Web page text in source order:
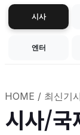
시사
엔터
HOME / 최신기
시사/국